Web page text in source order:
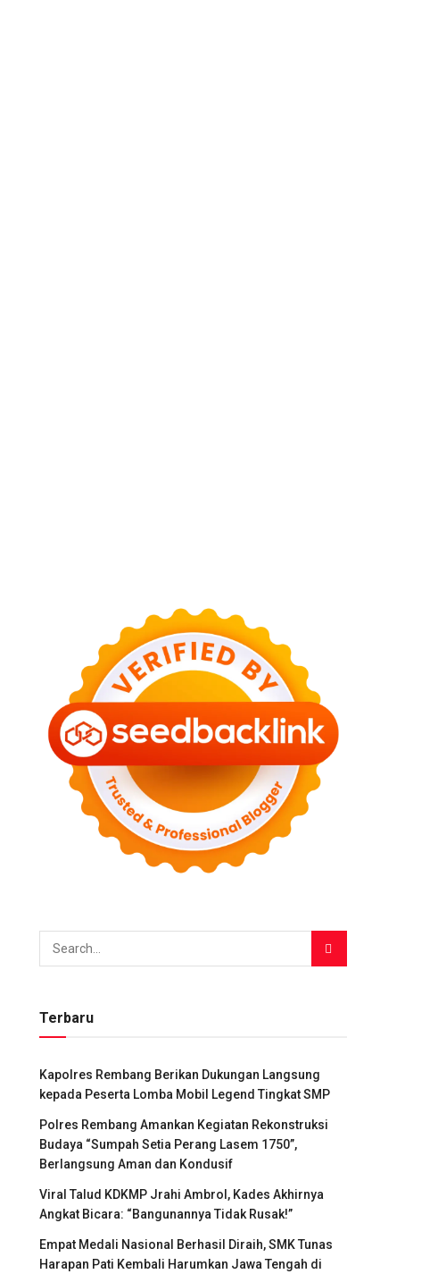
Terbaru
Kapolres Rembang Berikan Dukungan Langsung
kepada Peserta Lomba Mobil Legend Tingkat SMP
Polres Rembang Amankan Kegiatan Rekonstruksi
Budaya “Sumpah Setia Perang Lasem 1750”,
Berlangsung Aman dan Kondusif
Viral Talud KDKMP Jrahi Ambrol, Kades Akhirnya
Angkat Bicara: “Bangunannya Tidak Rusak!”
Empat Medali Nasional Berhasil Diraih, SMK Tunas
Harapan Pati Kembali Harumkan Jawa Tengah di